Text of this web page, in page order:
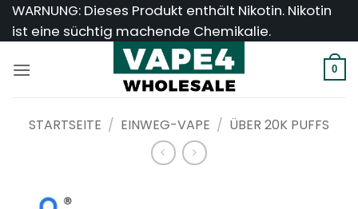
Zum
Inhalt
WARNUNG: Dieses Produkt enthält Nikotin. Nikotin
ist eine süchtig machende Chemikalie.
0
STARTSEITE / EINWEG-VAPE / ÜBER 20K PUFFS